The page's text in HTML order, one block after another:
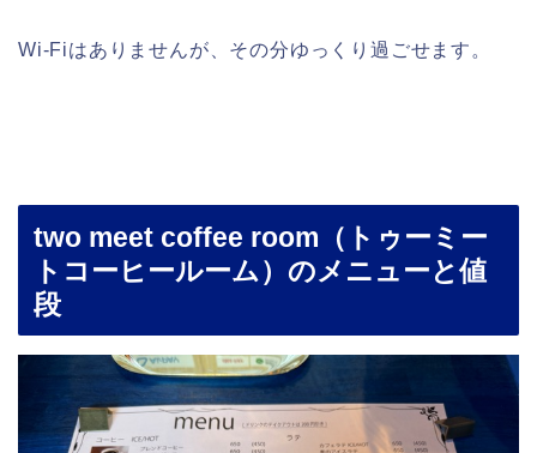
Wi-Fiはありませんが、その分ゆっくり過ごせます。
two meet coffee room（トゥーミー
トコーヒールーム）のメニューと値
段